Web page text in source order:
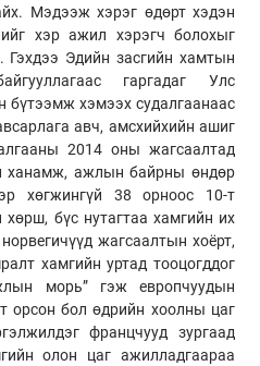
Мэдээж хэрэг өдөрт хэдэн
хэр ажил хэрэгч болохыг
Гэхдээ Эдийн засгийн хамтын
гаргадаг Улс
бүтээмж хэмээх судалгаанаас
авч, амсхийхийн ашиг
2014 оны жагсаалтад
ханамж, ажлын байрны өндөр
хөгжингүй 38 орноос 10-т
бүс нутагтаа хамгийн их
жагсаалтын хоёрт,
хамгийн уртад тооцогддог
морь” гэж европчуудын
орсон бол өдрийн хоолны цаг
францчууд зургаад
олон цаг ажилладгаараа